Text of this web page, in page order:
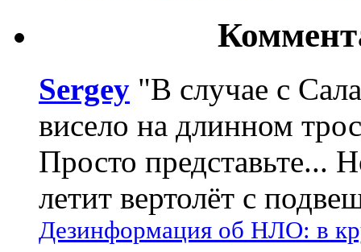
Sergey "В случае с
висело на длинном
Просто представьте...
летит вертолёт с
Дезинформация об НЛО: в